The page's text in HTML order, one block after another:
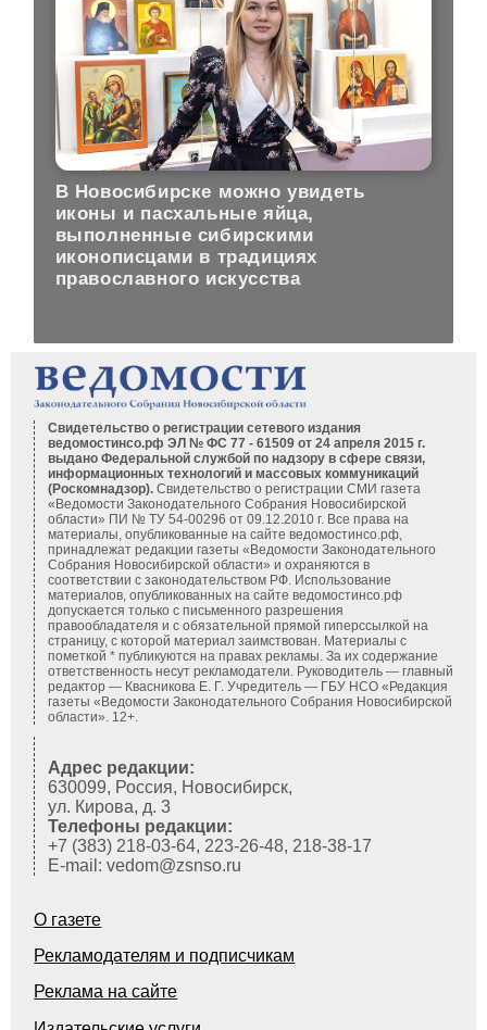
В Новосибирске можно увидеть
иконы и пасхальные яйца,
выполненные сибирскими
иконописцами в традициях
православного искусства
Свидетельство о регистрации сетевого издания
ведомостинсо.рф ЭЛ № ФС 77 - 61509 от 24 апреля 2015 г.
выдано Федеральной службой по надзору в сфере связи,
информационных технологий и массовых коммуникаций
(Роскомнадзор). Свидетельство о регистрации СМИ газета
«Ведомости Законодательного Собрания Новосибирской
области» ПИ № ТУ 54-00296 от 09.12.2010 г. Все права на
материалы, опубликованные на сайте ведомостинсо.рф,
принадлежат редакции газеты «Ведомости Законодательного
Собрания Новосибирской области» и охраняются в
соответствии с законодательством РФ. Использование
материалов, опубликованных на сайте ведомостинсо.рф
допускается только с письменного разрешения
правообладателя и с обязательной прямой гиперссылкой на
страницу, с которой материал заимствован. Материалы с
пометкой * публикуются на правах рекламы. За их содержание
ответственность несут рекламодатели. Руководитель — главный
редактор — Квасникова Е. Г. Учредитель — ГБУ НСО «Редакция
газеты «Ведомости Законодательного Собрания Новосибирской
области». 12+.
Адрес редакции:
630099, Россия, Новосибирск,
ул. Кирова, д. 3
Телефоны редакции:
+7 (383) 218-03-64, 223-26-48, 218-38-17
E-mail: vedom@zsnso.ru
О газете
Рекламодателям и подписчикам
Реклама на сайте